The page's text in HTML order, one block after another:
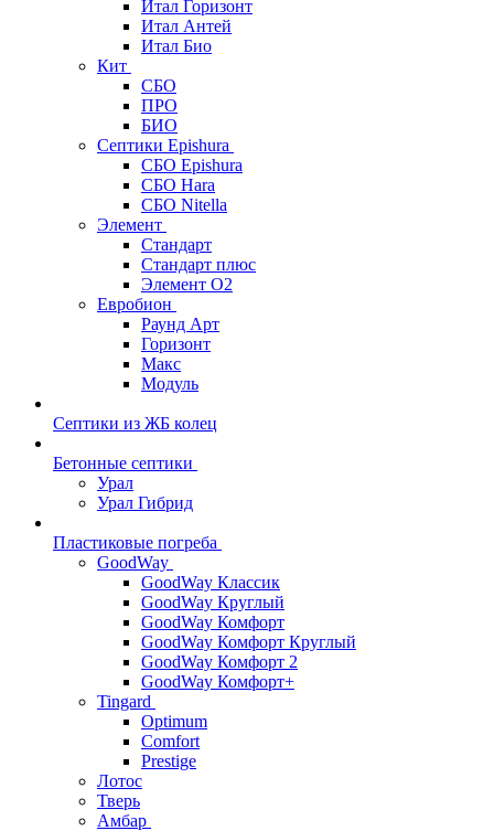
Итал Горизонт
Итал Антей
Итал Био
Кит
СБО
ПРО
БИО
Септики Epishura
СБО Epishura
СБО Hara
СБО Nitella
Элемент
Стандарт
Стандарт плюс
Элемент О2
Евробион
Раунд Арт
Горизонт
Макс
Модуль
Септики из ЖБ колец
Бетонные септики
Урал
Урал Гибрид
Пластиковые погреба
GoodWay
GoodWay Классик
GoodWay Круглый
GoodWay Комфорт
GoodWay Комфорт Круглый
GoodWay Комфорт 2
GoodWay Комфорт+
Tingard
Optimum
Comfort
Prestige
Лотос
Тверь
Амбар